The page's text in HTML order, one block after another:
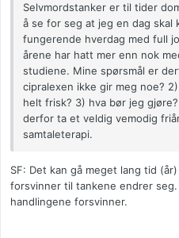
Selvmordstanker er til tider
å se for seg at jeg en dag skal
fungerende hverdag med full
årene har hatt mer enn nok
studiene. Mine spørsmål er
cipralexen ikke gir meg noe?
helt frisk? 3) hva bør jeg
derfor ta et veldig vemodig
samtaleterapi.
SF: Det kan gå meget lang tid
forsvinner til tankene endrer
handlingene forsvinner.